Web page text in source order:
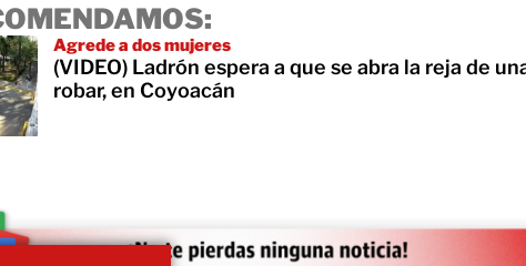
Agrede a dos mujeres
(VIDEO) Ladrón espera a que se abra la reja de
robar, en Coyoacán